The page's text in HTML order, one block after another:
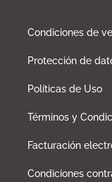
Condiciones de
Protección de
Políticas de Uso
Términos y
Facturación
Condiciones